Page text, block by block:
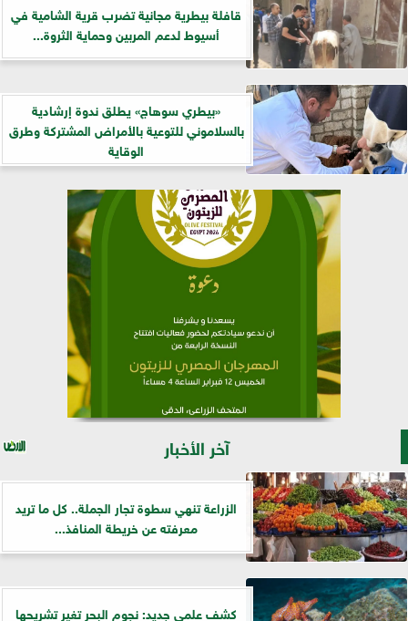
قافلة بيطرية مجانية تضرب قرية الشامية في
أسيوط لدعم المربين وحماية الثروة...
«بيطري سوهاج» يطلق ندوة إرشادية
بالسلاموني للتوعية بالأمراض المشتركة وطرق
الوقاية
آخر الأخبار
الزراعة تنهي سطوة تجار الجملة.. كل ما تريد
معرفته عن خريطة المنافذ...
كشف علمي جديد: نجوم البحر تغير تشريحها